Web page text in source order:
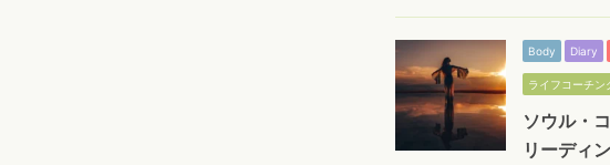
Body Diary
ライフコーチン
ソウル・
リーディ